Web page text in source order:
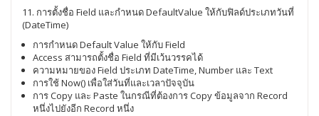
11. การตั้งชื่อ Field และกำหนด DefaultValue ให้กับฟิลด์ประเภทวันที่
(DateTime)
การกำหนด Default Value ให้กับ Field
Access สามารถตั้งชื่อ Field ที่มีเว้นวรรคได้
ความหมายของ Field ประเภท DateTime, Number และ Text
การใช้ Now() เพื่อใส่วันที่และเวลาปัจจุบัน
การ Copy และ Paste ในกรณีที่ต้องการ Copy ข้อมูลจาก Record
หนึ่งไปยังอีก Record หนึ่ง